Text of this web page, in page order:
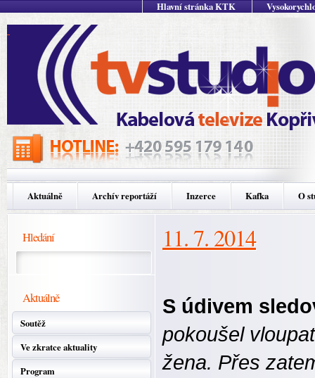
Hlavní stránka KTK
Aktuálně Archív reportáží Inzerce Kafka O
Hledání
Aktuálně
Soutěž
Ve zkratce aktuality
Program
11. 7. 2014
S údivem
pokoušel
žena. Přes